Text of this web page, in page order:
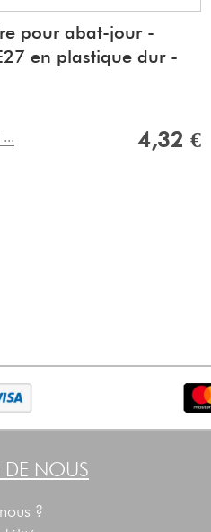
pour abat-jour -
en plastique dur -
... 4,32 €
DE NOUS
?